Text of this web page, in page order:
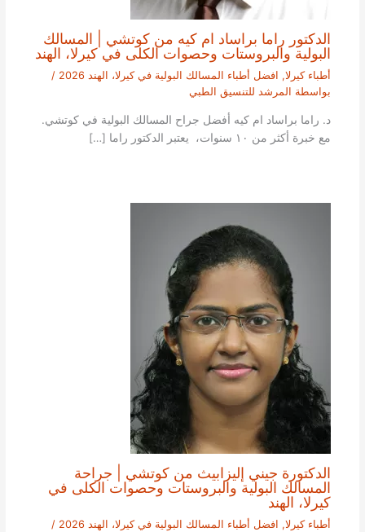
الدكتور راما براساد ام كيه من كوتشي | المسالك
البولية والبروستات وحصوات الكلى في كيرلا، الهند
أطباء كيرلا, افضل أطباء المسالك البولية في كيرلا، الهند 2026
/
بواسطة المرشد للتنسيق الطبي
د. راما براساد ام كيه أفضل جراح المسالك البولية في كوتشي.
مع خبرة أكثر من ١٠ سنوات، يعتبر الدكتور راما […]
الدكتورة جيني إليزابيث من كوتشي | جراحة
المسالك البولية والبروستات وحصوات الكلى في
كيرلا، الهند
أطباء كيرلا, افضل أطباء المسالك البولية في كيرلا، الهند 2026
/